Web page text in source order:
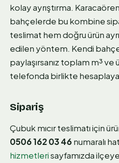
kolay ayrıştırma.
bahçelerde bu kombine
teslimat hem doğru ürün
edilen yöntem. Kendi
paylaşırsanız toplam m³ ve
telefonda birlikte
Sipariş
Çubuk mıcır teslimatı için
0506 162 03 46 numaralı
hizmetlerisayfamızda